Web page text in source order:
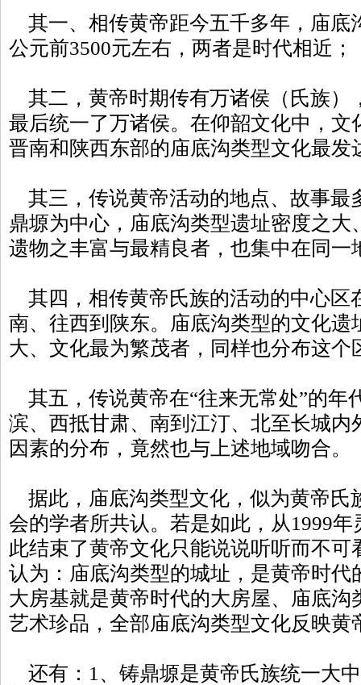
其一、相传黄帝距今五千多年，庙底
公元前3500元左右，两者是时代相近；
其二，黄帝时期传有万诸侯（氏族）
最后统一了万诸侯。在仰韶文化中，文
晋南和陕西东部的庙底沟类型文化最发
其三，传说黄帝活动的地点、故事最
鼎塬为中心，庙底沟类型遗址密度之大
遗物之丰富与最精良者，也集中在同一
其四，相传黄帝氏族的活动的中心区
南、往西到陕东。庙底沟类型的文化遗
大、文化最为繁茂者，同样也分布这个
其五，传说黄帝在“往来无常处”的年
滨、西抵甘肃、南到江汀、北至长城内
因素的分布，竟然也与上述地域吻合。
据此，庙底沟类型文化，似为黄帝氏
会的学者所共认。若是如此，从1999
此结束了黄帝文化只能说说听听而不
认为：庙底沟类型的城址，是黄帝时代
大房基就是黄帝时代的大房屋、庙底沟
艺术珍品，全部庙底沟类型文化反映
还有：1、铸鼎塬是黄帝氏族统一大